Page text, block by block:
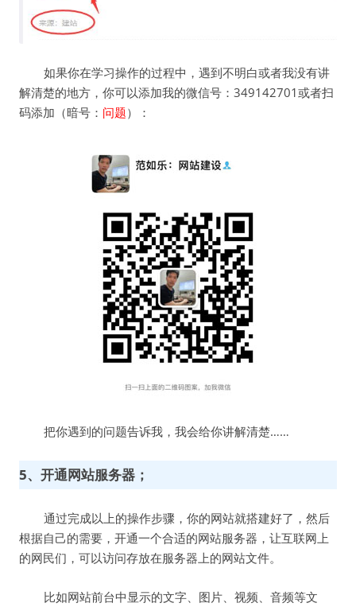
如果你在学习操作的过程中，遇到不明白或者我没有讲
解清楚的地方，你可以添加我的微信号：349142701或者扫
码添加（暗号： 问题）：
把你遇到的问题告诉我，我会给你讲解清楚……
5、开通网站服务器；
通过完成以上的操作步骤，你的网站就搭建好了，然后
根据自己的需要，开通一个合适的网站服务器，让互联网上
的网民们，可以访问存放在服务器上的网站文件。
比如网站前台中显示的文字、图片、视频、音频等文